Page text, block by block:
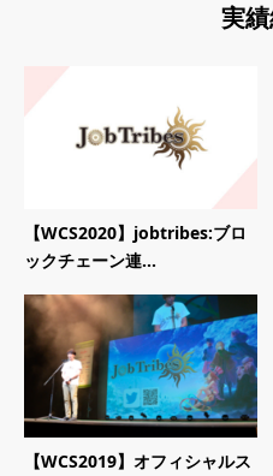
実
【WCS2020】jobtribes:ブロ
ックチェーン連...
【WCS2019】オフィシャルス